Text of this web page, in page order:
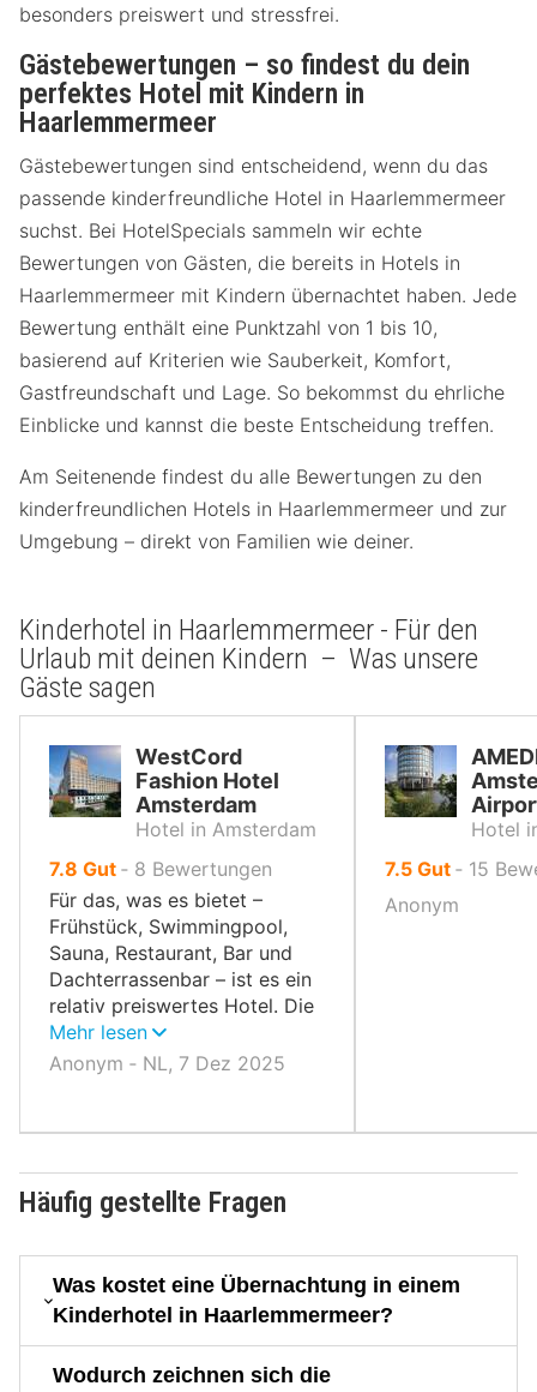
besonders preiswert und stressfrei.
Gästebewertungen – so findest du dein
perfektes Hotel mit Kindern in
Haarlemmermeer
Gästebewertungen sind entscheidend, wenn du das
passende kinderfreundliche Hotel in Haarlemmermeer
suchst. Bei HotelSpecials sammeln wir echte
Bewertungen von Gästen, die bereits in Hotels in
Haarlemmermeer mit Kindern übernachtet haben. Jede
Bewertung enthält eine Punktzahl von 1 bis 10,
basierend auf Kriterien wie Sauberkeit, Komfort,
Gastfreundschaft und Lage. So bekommst du ehrliche
Einblicke und kannst die beste Entscheidung treffen.
Am Seitenende findest du alle Bewertungen zu den
kinderfreundlichen Hotels in Haarlemmermeer und zur
Umgebung – direkt von Familien wie deiner.
Kinderhotel in Haarlemmermeer - Für den
Urlaub mit deinen Kindern – Was unsere
Gäste sagen
WestCord
Fashion Hotel
Amsterdam
Hotel in Amsterdam
7.8 von
10,
Gut ‐ 8 Bewertungen
Für das, was es bietet –
Frühstück, Swimmingpool,
Sauna, Restaurant, Bar und
Dachterrassenbar – ist es ein
relativ preiswertes Hotel. Die
Zimmer sind geräumig.
Mehr lesen
Anonym ‐ NL, 7 Dez 2025
Hotel
7.5von
Gut ‐ 15
Anonym
Häufig gestellte Fragen
Was kostet eine Übernachtung in einem
Kinderhotel in Haarlemmermeer?
Wodurch zeichnen sich die